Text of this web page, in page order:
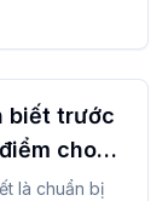
cần thiết
biết trước
cho
là chuẩn bị